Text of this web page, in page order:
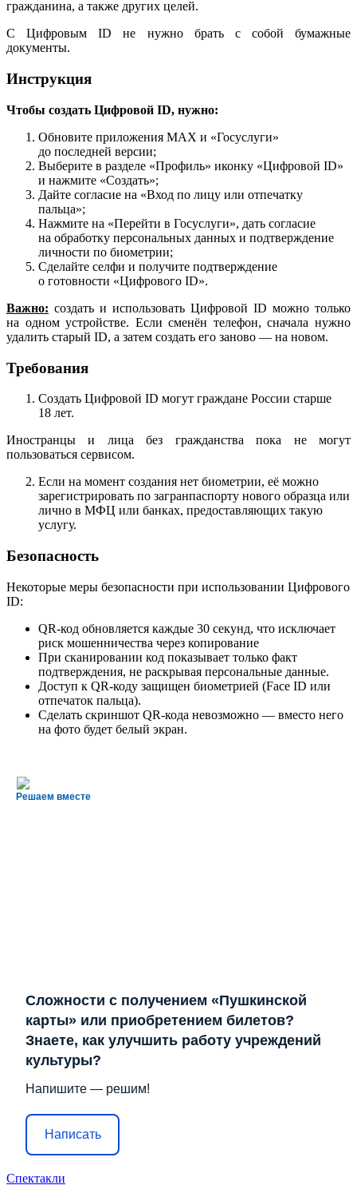
гражданина, а также других целей.
С Цифровым ID не нужно брать с собой бумажные
документы.
Инструкция
Чтобы создать Цифровой ID, нужно:
Обновите приложения MAX и «Госуслуги»
до последней версии;
Выберите в разделе «Профиль» иконку «Цифровой ID»
и нажмите «Создать»;
Дайте согласие на «Вход по лицу или отпечатку
пальца»;
Нажмите на «Перейти в Госуслуги», дать согласие
на обработку персональных данных и подтверждение
личности по биометрии;
Сделайте селфи и получите подтверждение
о готовности «Цифрового ID».
Важно: создать и использовать Цифровой ID можно только
на одном устройстве. Если сменён телефон, сначала нужно
удалить старый ID, а затем создать его заново — на новом.
Требования
Создать Цифровой ID могут граждане России старше
18 лет.
Иностранцы и лица без гражданства пока не могут
пользоваться сервисом.
Если на момент создания нет биометрии, её можно
зарегистрировать по загранпаспорту нового образца или
лично в МФЦ или банках, предоставляющих такую
услугу.
Безопасность
Некоторые меры безопасности при использовании Цифрового
ID:
QR-код обновляется каждые 30 секунд, что исключает
риск мошенничества через копирование
При сканировании код показывает только факт
подтверждения, не раскрывая персональные данные.
Доступ к QR-коду защищен биометрией (Face ID или
отпечаток пальца).
Сделать скриншот QR-кода невозможно — вместо него
на фото будет белый экран.
Решаем вместе
Сложности с получением «Пушкинской
карты» или приобретением билетов?
Знаете, как улучшить работу учреждений
культуры?
Напишите — решим!
Написать
Спектакли